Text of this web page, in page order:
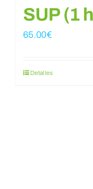
SUP (1
65.00€
Detalles